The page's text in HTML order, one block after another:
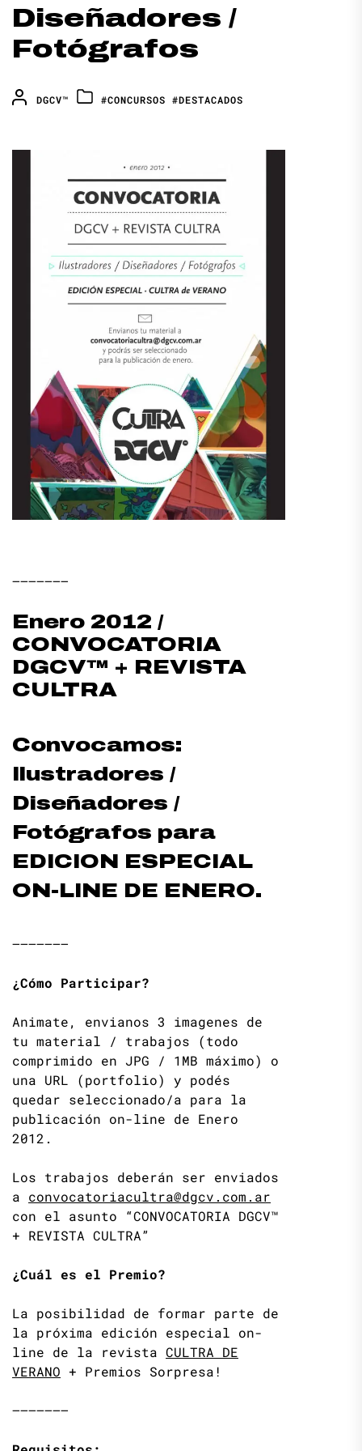
Diseñadores /
Fotógrafos
DGCV™ #CONCURSOS #DESTACADOS
——————–
Enero 2012 /
CONVOCATORIA
DGCV™ + REVISTA
CULTRA
Convocamos:
Ilustradores /
Diseñadores /
Fotógrafos para
EDICION ESPECIAL
ON-LINE DE ENERO.
——————–
¿Cómo Participar?
Animate, envianos 3 imagenes de
tu material / trabajos (todo
comprimido en JPG / 1MB máximo) o
una URL (portfolio) y podés
quedar seleccionado/a para la
publicación on-line de Enero
2012.
Los trabajos deberán ser enviados
a convocatoriacultra@dgcv.com.ar
con el asunto “CONVOCATORIA DGCV™
+ REVISTA CULTRA”
¿Cuál es el Premio?
La posibilidad de formar parte de
la próxima edición especial on-
line de la revista CULTRA DE
VERANO + Premios Sorpresa!
——————–